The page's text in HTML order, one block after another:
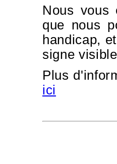
Nous vous
que nous
handicap,
signe
Plus
ici